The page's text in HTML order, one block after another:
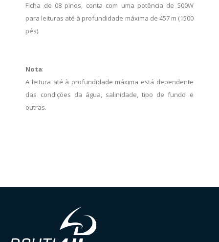
Ficha de 08 pinos, conta com uma potência de 500W
para leituras até à profundidade máxima de 457 m (1500
pés).
Nota:
A leitura até à profundidade máxima está dependente
das condições da água, salinidade, tipo de fundo e
outras.